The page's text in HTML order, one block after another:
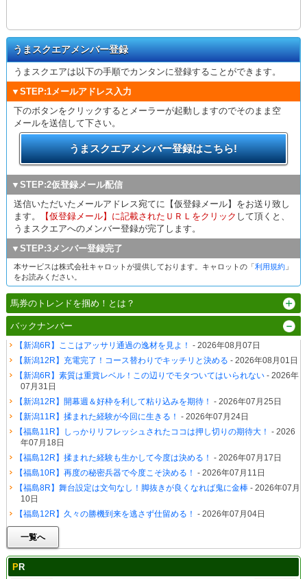
うまスクエアメンバー登録
うまスクエアは以下の手順でカンタンに登録することができます。
▼STEP:1メールアドレス入力
下のボタンをクリックするとメーラーが起動しますのでそのまま空
メールを送信して下さい。
うまスクエアメンバー登録はこちら!
▼STEP:2仮登録メール配信
送信いただいたメールアドレス宛てに【仮登録メール】をお送り致し
ます。
【仮登録メール】に記載されたＵＲＬをクリック して頂くと、
うまスクエアへのメンバー登録が完了します。
▼STEP:3メンバー登録完了
本サービスは株式会社キャロットが提供しております。キャロットの「利用規約」
をお読みください。
馬券のトレンドを掴め！とは？
バックナンバー
【新潟6R】ここはアッサリ通過の逸材を見よ！ - 2026年08月07日
【新潟12R】充電完了！コース替わりでキッチリと決める - 2026年08月01日
【新潟6R】素質は重賞レベル！この辺りでモタついてはいられない- 2026年
07月31日
【新潟12R】開幕週＆好枠を利して粘り込みを期待！ - 2026年07月25日
【新潟11R】揉まれた経験が今回に生きる！ - 2026年07月24日
【福島11R】しっかりリフレッシュされたココは押し切りの期待大！ - 2026
年07月18日
【福島12R】揉まれた経験も生かして今度は決める！ - 2026年07月17日
【福島10R】再度の秘密兵器で今度こそ決める！ - 2026年07月11日
【福島8R】舞台設定は文句なし！脚抜きが良くなれば鬼に金棒- 2026年07月
10日
【福島12R】久々の勝機到来を逃さず仕留める！ - 2026年07月04日
一覧へ
PR